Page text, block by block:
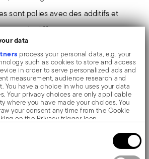
data
process your personal data, e.g. your
such as cookies to store and access
in order to serve personalized ads and
measurement, audience research and
You have a choice in who uses your data
Your privacy choices are only applicable
where you have made your choices. You
your consent any time from the Cookie
on the Privacy trigger icon.
about your geographical location
sont polies avec des additifs et
de différents matériaux, qui
en lui conférant une grande
enrichissent l'objet et le rendent